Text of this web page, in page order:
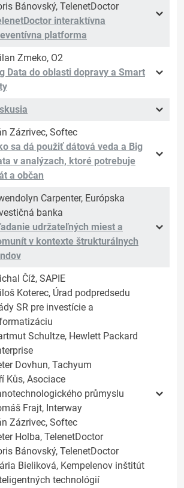
Bánovský, TelenetDoctor
interaktívna
platforma
Zmeko, O2
Data do oblasti dopravy a Smart
Zázrivec, Softec
sa dá použiť dátová veda a Big
v analýzach, ktoré potrebuje
a občan
Carpenter, Európska
banka
udržateľných miest a
v kontexte štrukturálnych
Číž, SAPIE
Koterec, Úrad podpredsedu
SR pre investície a
Schultze, Hewlett Packard
Dovhun, Tachyum
Kůs, Asociace
průmyslu
Frajt, Interway
Zázrivec, Softec
Holba, TelenetDoctor
Bánovský, TelenetDoctor
Bieliková, Kempelenov inštitút
technológií